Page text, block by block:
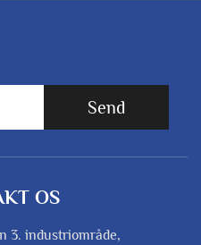
Send
OS
3. industriområde,